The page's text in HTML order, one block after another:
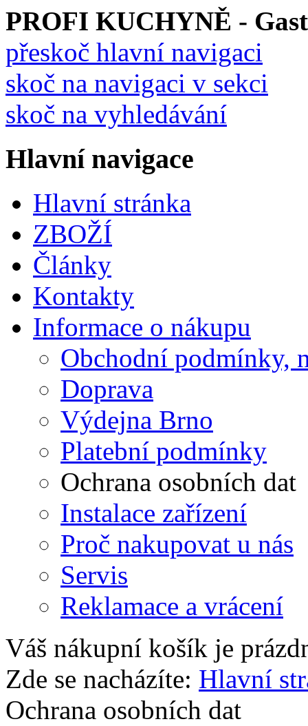
PROFI KUCHYNĚ -
přeskoč hlavní navigaci
skoč na navigaci v sekci
skoč na vyhledávání
Hlavní navigace
Hlavní stránka
ZBOŽÍ
Články
Kontakty
Informace o nákupu
Obchodní podmínky,
Doprava
Výdejna Brno
Platební podmínky
Ochrana osobních dat
Instalace zařízení
Proč nakupovat u nás
Servis
Reklamace a vrácení
Váš nákupní košík je
Zde se nacházíte: Hlavní
Ochrana osobních dat